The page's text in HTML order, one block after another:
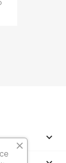
